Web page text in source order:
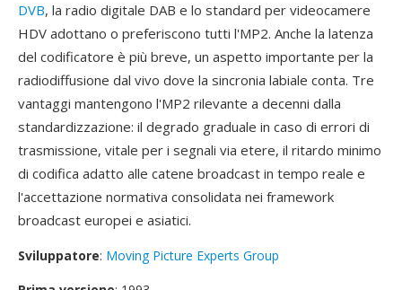
DVB, la radio digitale DAB e lo standard per videocamere
HDV adottano o preferiscono tutti l'MP2. Anche la latenza
del codificatore è più breve, un aspetto importante per la
radiodiffusione dal vivo dove la sincronia labiale conta. Tre
vantaggi mantengono l'MP2 rilevante a decenni dalla
standardizzazione: il degrado graduale in caso di errori di
trasmissione, vitale per i segnali via etere, il ritardo minimo
di codifica adatto alle catene broadcast in tempo reale e
l'accettazione normativa consolidata nei framework
broadcast europei e asiatici.
Sviluppatore: Moving Picture Experts Group